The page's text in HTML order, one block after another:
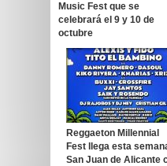
Music Fest que se
celebrará el 9 y 10 de
octubre
Reggaeton Millennial
Fest llega esta
San Juan de Alicante